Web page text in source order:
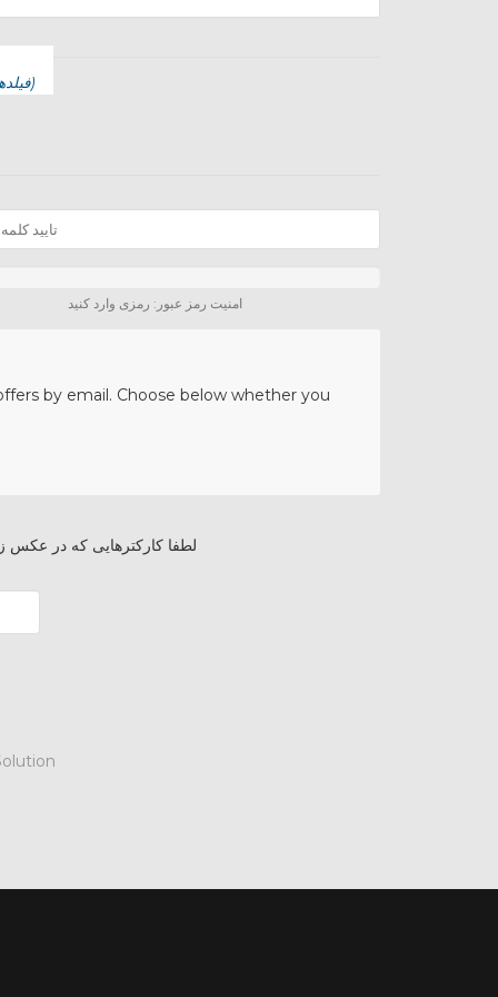
(فیلدهای مورد نیاز با *مشخص شده اند)
امنیت رمز عبور: رمزی وارد کنید
by email. Choose below whether you
لطفا کارکترهایی که در عکس